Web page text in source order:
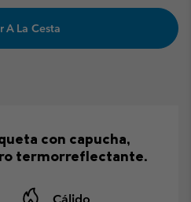
A La Cesta
con capucha,
termorreflectante.